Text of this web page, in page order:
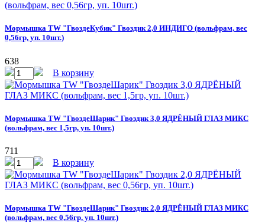
Мормышка TW "ГвоздеКубик" Гвоздик 2,0 ИНДИГО (вольфрам, вес
0,56гр, уп. 10шт.)
638
В корзину
Мормышка TW "ГвоздеШарик" Гвоздик 3,0 ЯДРЁНЫЙ ГЛАЗ МИКС
(вольфрам, вес 1,5гр, уп. 10шт.)
711
В корзину
Мормышка TW "ГвоздеШарик" Гвоздик 2,0 ЯДРЁНЫЙ ГЛАЗ МИКС
(вольфрам, вес 0,56гр, уп. 10шт.)